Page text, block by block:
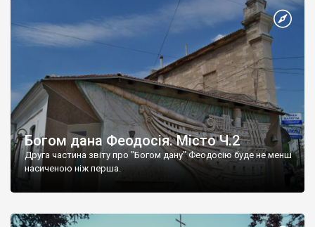
Богом дана Феодосія. Місто Ч.2
Друга частина звіту про "Богом дану" Феодосію буде не менш
насиченою ніж перша.